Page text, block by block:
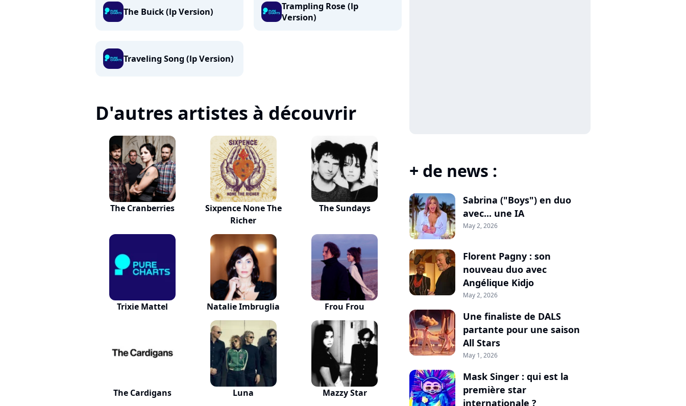
The Buick (lp Version)
Trampling Rose (lp
Version)
Traveling Song (lp Version)
D'autres artistes à découvrir
The Cranberries
Sixpence None The
Richer
The Sundays
Trixie Mattel Natalie Imbruglia Frou Frou
The Cardigans Luna Mazzy Star
+ de news :
Sabrina ("Boys") en duo
avec... une IA
May 2, 2026
Florent Pagny : son
nouveau duo avec
Angélique Kidjo
May 2, 2026
Une finaliste de DALS
partante pour une saison
All Stars
May 1, 2026
Mask Singer : qui est la
première star
internationale ?